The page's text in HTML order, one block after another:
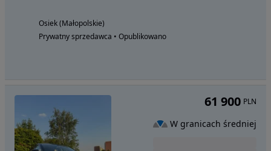
Osiek (Małopolskie)
Prywatny sprzedawca • Opublikowano
61 900 PLN
W granicach średniej